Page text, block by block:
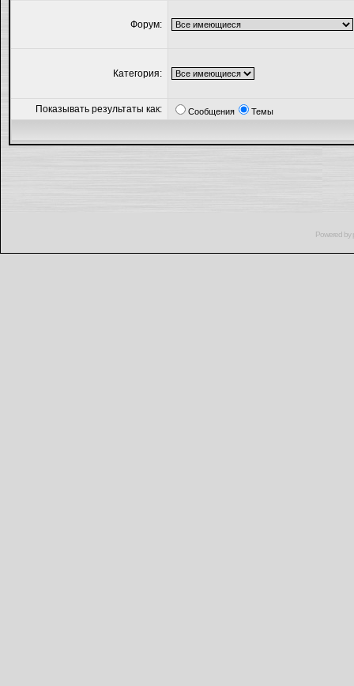
Форум:
Категория:
Показывать результаты как: Сообщения Темы
Powered by